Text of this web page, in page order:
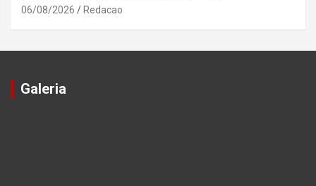
06/08/2026 Redacao
Galeria